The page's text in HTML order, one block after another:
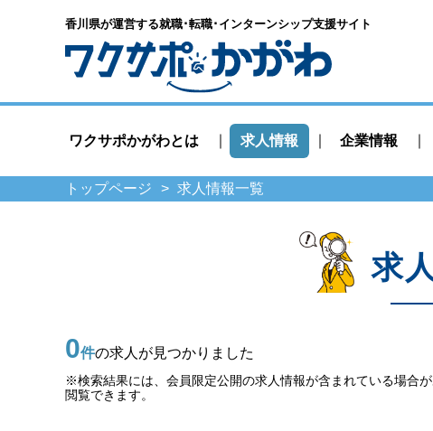
香川県が運営する就職･転職･ インターンシップ支援サイト
ワクサポかがわとは 求人情報 企業情報
トップページ 求人情報一覧
求
0件の求人が見つかりました
※検索結果には、会員限定公開の求人情報が含まれている場合
閲覧できます。